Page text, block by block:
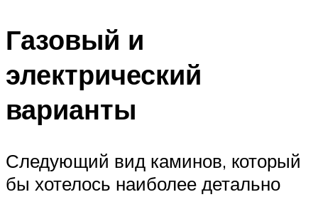
Газовый и
электрический
варианты
Следующий вид каминов, который
бы хотелось наиболее детально